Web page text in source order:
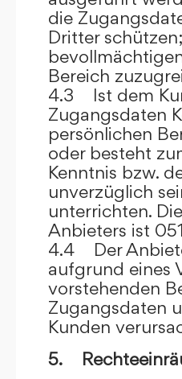
die
Dritter
Bereich
4.3 Ist dem
Zugangsdaten
persönlichen
oder besteht
Kenntnis bzw.
unverzüglich
unterrichten.
Anbieters ist
4.4 Der
aufgrund eines
vorstehenden
Zugangsdaten
Kunden
5.